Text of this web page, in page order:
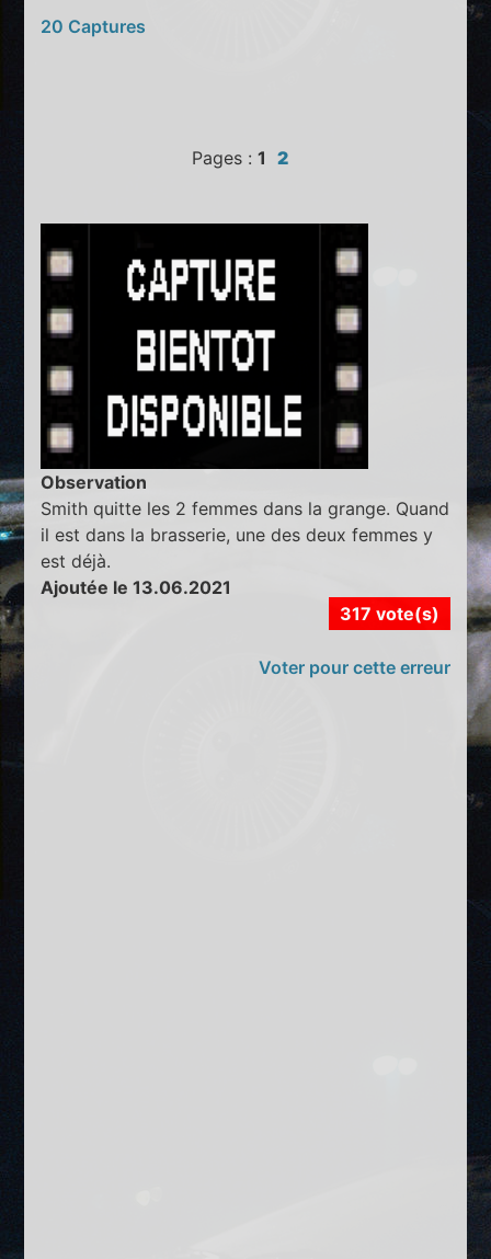
20 Captures
Pages : 1 2
Observation
Smith quitte les 2 femmes dans la grange. Quand
il est dans la brasserie, une des deux femmes y
est déjà.
Ajoutée le 13.06.2021
317 vote(s)
Voter pour cette erreur